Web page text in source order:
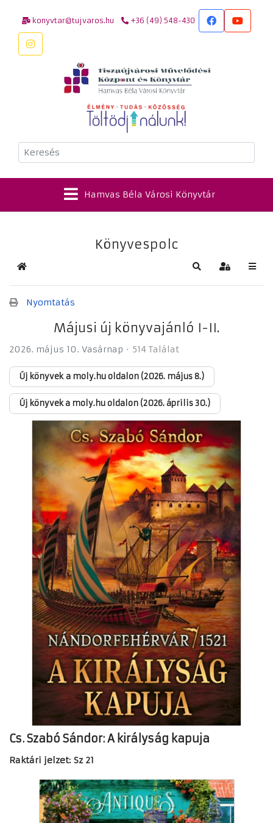
konyvtar@tujvaros.hu +36 (49) 548-430
Keresés
Hamvas Béla Városi Könyvtár
Könyvespolc
Kezdőlap Keresés
Nyomtatás
Májusi új könyvajánló I-II.
2026. május 10. Vasárnap 514 Találat
Új könyvek a moly.hu oldalon (2026. május 8.)
Új könyvek a moly.hu oldalon (2026. április 30.)
Cs. Szabó Sándor: A királyság kapuja
Raktári jelzet: Sz 21